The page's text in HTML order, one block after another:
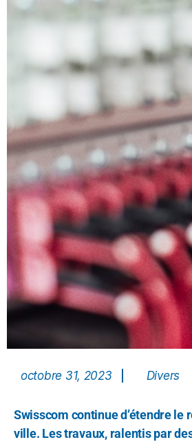
octobre 31, 2023 Divers
Swisscom continue d’étendre
ville. Les travaux, ralentis par